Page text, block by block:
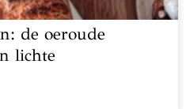
de oeroude
lichte